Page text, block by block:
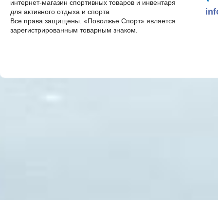
интернет-магазин спортивных товаров и инвентаря
для активного отдыха и спорта
Все права защищены. «Поволжье Спорт» является
зарегистрированным товарным знаком.